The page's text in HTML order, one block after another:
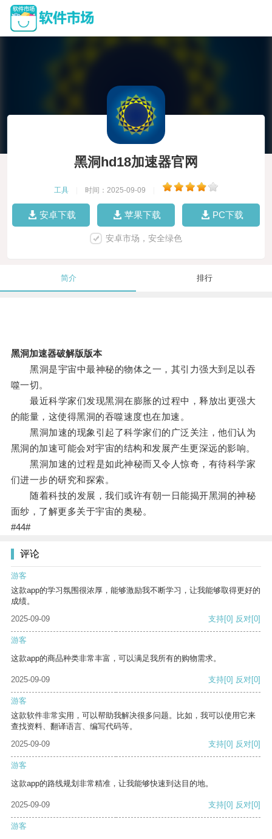
黑洞hd18加速器官网
工具 时间：2025-09-09
安卓下载 苹果下载 PC下载
安卓市场，安全绿色
简介 排行
黑洞加速器破解版版本
黑洞是宇宙中最神秘的物体之一，其引力强大到足以吞
噬一切。
最近科学家们发现黑洞在膨胀的过程中，释放出更强大
的能量，这使得黑洞的吞噬速度也在加速。
黑洞加速的现象引起了科学家们的广泛关注，他们认为
黑洞的加速可能会对宇宙的结构和发展产生更深远的影响。
黑洞加速的过程是如此神秘而又令人惊奇，有待科学家
们进一步的研究和探索。
随着科技的发展，我们或许有朝一日能揭开黑洞的神秘
面纱，了解更多关于宇宙的奥秘。
#44#
评论
游客
这款app的学习氛围很浓厚，能够激励我不断学习，让我能够取得更好的
成绩。
2025-09-09
支持[0] 反对[0]
游客
这款app的商品种类非常丰富，可以满足我所有的购物需求。
2025-09-09 支持[0] 反对[0]
游客
这款软件非常实用，可以帮助我解决很多问题。比如，我可以使用它来
查找资料、翻译语言、编写代码等。
2025-09-09
支持[0] 反对[0]
游客
这款app的路线规划非常精准，让我能够快速到达目的地。
2025-09-09 支持[0] 反对[0]
游客